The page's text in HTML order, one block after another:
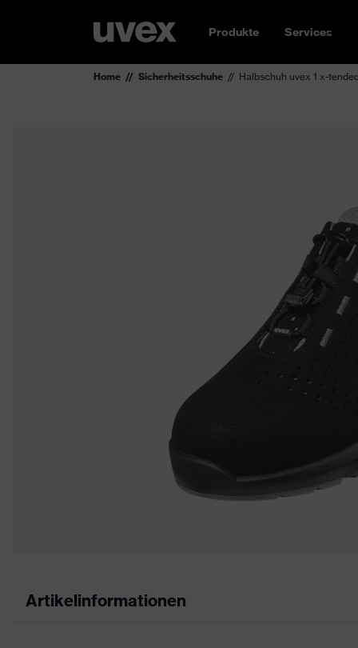
Produkte Services
Home Sicherheitsschuhe Halbschuh uvex 1 x-
Artikelinformationen